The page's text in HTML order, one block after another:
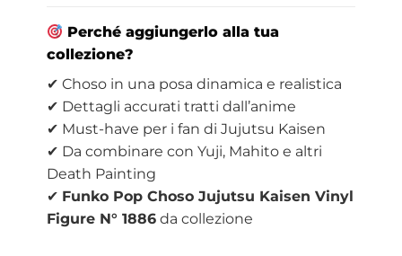
Perché aggiungerlo alla tua
collezione?
✔ Choso in una posa dinamica e realistica
✔ Dettagli accurati tratti dall’anime
✔ Must-have per i fan di Jujutsu Kaisen
✔ Da combinare con Yuji, Mahito e altri
Death Painting
✔ Funko Pop Choso Jujutsu Kaisen Vinyl
Figure N° 1886da collezione